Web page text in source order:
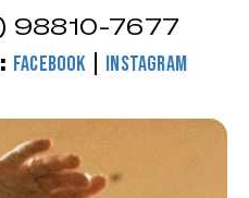
98810-7677
Facebook Instagram